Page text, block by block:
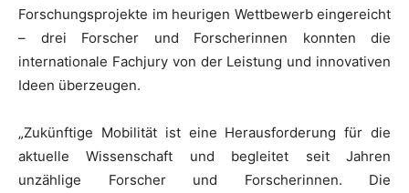
Forschungsprojekte im heurigen Wettbewerb eingereicht
– drei Forscher und Forscherinnen konnten die
internationale Fachjury von der Leistung und innovativen
Ideen überzeugen.
„Zukünftige Mobilität ist eine Herausforderung für die
aktuelle Wissenschaft und begleitet seit Jahren
unzählige Forscher und Forscherinnen. Die